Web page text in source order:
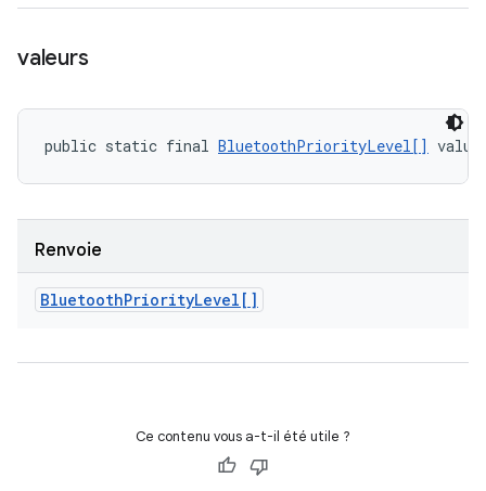
valeurs
public static final BluetoothPriorityLevel[]
Renvoie
BluetoothPriorityLevel[]
Ce contenu vous a-t-il été utile ?